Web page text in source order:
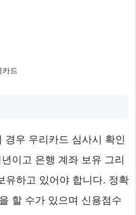
카드
경우 우리카드 심사시 확인
이고 은행 계좌 보유 그리
유하고 있어야 합니다. 정확
할 수가 있으며 신용점수